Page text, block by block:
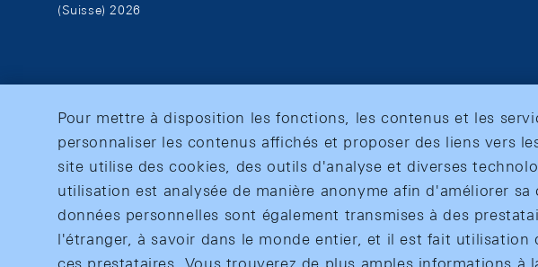
(Suisse) 2026
Pour mettre à disposition les fonctions, les contenus et les
personnaliser les contenus affichés et proposer des liens vers
site utilise des cookies, des outils d'analyse et diverses
utilisation est analysée de manière anonyme afin d'améliorer sa
données personnelles sont également transmises à des
l'étranger, à savoir dans le monde entier, et il est fait utilisation